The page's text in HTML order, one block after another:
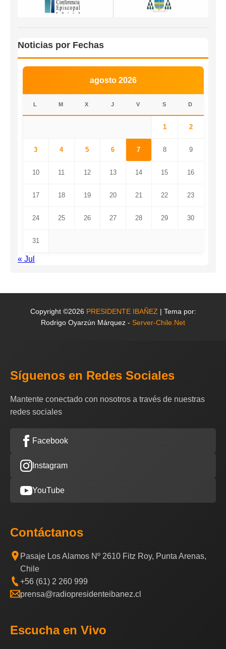
Noticias por Fechas
agosto 2026
L M X J V S D
1 2
3 4 5 6 7 8 9
10 11 12 13 14 15 16
17 18 19 20 21 22 23
24 25 26 27 28 29 30
31
« Jul
Copyright ©2026 PRESIDENTE IBAÑEZ | Tema por:
Rodrigo Oyarzún Márquez - Server-Chile.Net
Síguenos en Redes Sociales
Mantente conectado con nosotros a través de nuestras
redes sociales
Facebook
Instagram
YouTube
Contáctanos
Pasaje Los Alamos Nº 2610 Fitz Roy, Punta Arenas,
Chile
+56 (61) 2 260 999
prensa@radiopresidenteibanez.cl
Escucha en Vivo